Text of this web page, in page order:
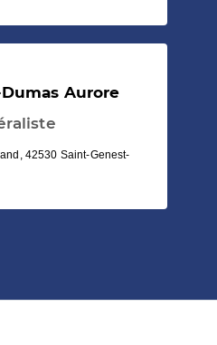
Aurore
42530 Saint-Genest-